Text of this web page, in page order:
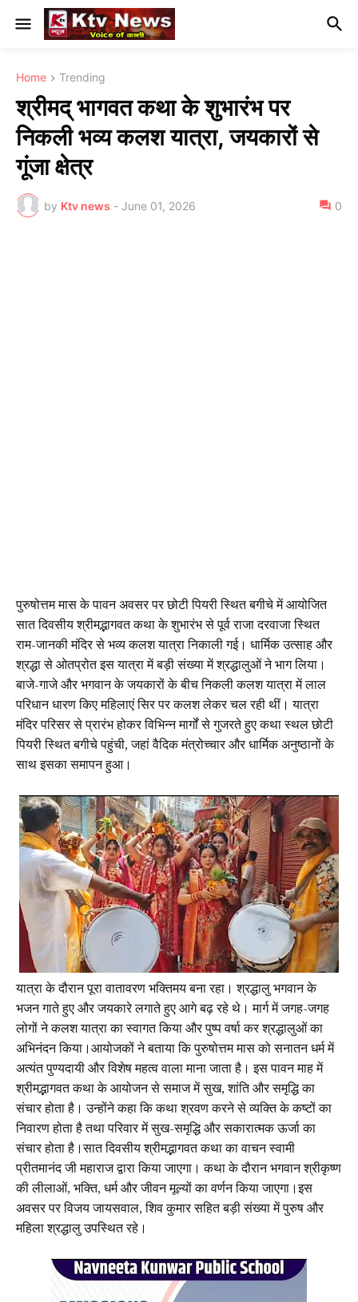
Home Trending
श्रीमद् भागवत कथा के शुभारंभ पर
निकली भव्य कलश यात्रा, जयकारों से
गूंजा क्षेत्र
by Ktv news - June 01, 2026 0
पुरुषोत्तम मास के पावन अवसर पर छोटी पियरी स्थित बगीचे में आयोजित
सात दिवसीय श्रीमद्भागवत कथा के शुभारंभ से पूर्व राजा दरवाजा स्थित
राम-जानकी मंदिर से भव्य कलश यात्रा निकाली गई। धार्मिक उत्साह और
श्रद्धा से ओतप्रोत इस यात्रा में बड़ी संख्या में श्रद्धालुओं ने भाग लिया।
बाजे-गाजे और भगवान के जयकारों के बीच निकली कलश यात्रा में लाल
परिधान धारण किए महिलाएं सिर पर कलश लेकर चल रही थीं। यात्रा
मंदिर परिसर से प्रारंभ होकर विभिन्न मार्गों से गुजरते हुए कथा स्थल छोटी
पियरी स्थित बगीचे पहुंची, जहां वैदिक मंत्रोच्चार और धार्मिक अनुष्ठानों के
साथ इसका समापन हुआ।
यात्रा के दौरान पूरा वातावरण भक्तिमय बना रहा। श्रद्धालु भगवान के
भजन गाते हुए और जयकारे लगाते हुए आगे बढ़ रहे थे। मार्ग में जगह-जगह
लोगों ने कलश यात्रा का स्वागत किया और पुष्प वर्षा कर श्रद्धालुओं का
अभिनंदन किया।आयोजकों ने बताया कि पुरुषोत्तम मास को सनातन धर्म में
अत्यंत पुण्यदायी और विशेष महत्व वाला माना जाता है। इस पावन माह में
श्रीमद्भागवत कथा के आयोजन से समाज में सुख, शांति और समृद्धि का
संचार होता है। उन्होंने कहा कि कथा श्रवण करने से व्यक्ति के कष्टों का
निवारण होता है तथा परिवार में सुख-समृद्धि और सकारात्मक ऊर्जा का
संचार होता है।सात दिवसीय श्रीमद्भागवत कथा का वाचन स्वामी
प्रीतमानंद जी महाराज द्वारा किया जाएगा। कथा के दौरान भगवान श्रीकृष्ण
की लीलाओं, भक्ति, धर्म और जीवन मूल्यों का वर्णन किया जाएगा।इस
अवसर पर विजय जायसवाल, शिव कुमार सहित बड़ी संख्या में पुरुष और
महिला श्रद्धालु उपस्थित रहे।